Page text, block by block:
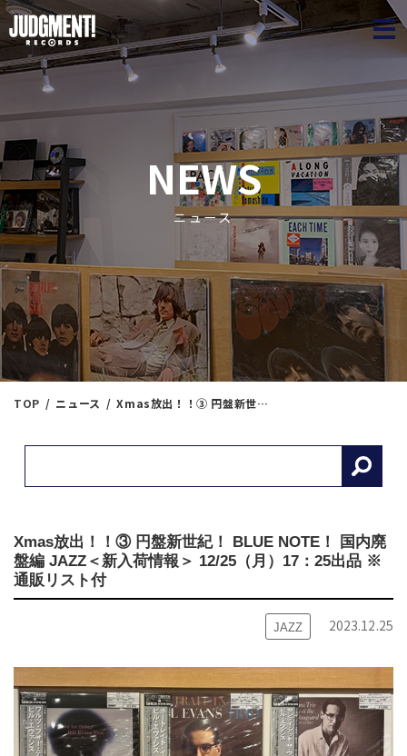
NEWS
ニュース
TOP ニュース Xmas放出！！③ 円盤新世紀！ BLUE NOTE！ 国内廃盤編 JAZZ＜新入荷情報＞ 12/25（月）17：25出品 ※通販リスト付
Xmas放出！！③ 円盤新世紀！ BLUE NOTE！ 国内廃
盤編 JAZZ＜新入荷情報＞ 12/25（月）17：25出品 ※
通販リスト付
JAZZ 2023.12.25